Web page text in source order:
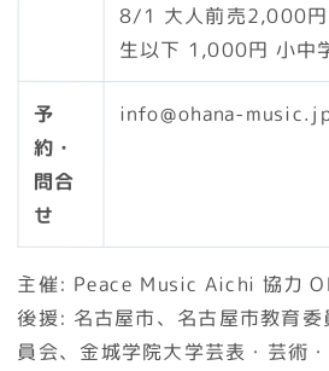
8/1 大人前売2,000
生以下 1,000円 小中
予
約・
問合
せ
info@ohana-
主催: Peace Music Aichi 協力
後援: 名古屋市、名古屋市教育
員会、金城学院大学芸表・芸術